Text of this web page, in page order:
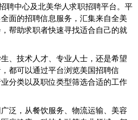
聘中心及北美华人求职招聘平台。平
面的招聘信息服务，汇集来自全美
帮助求职者快速寻找适合自己的就
、技术人才、专业人士，还是希望
都可以通过平台浏览美国招聘信
分类以及职位类型筛选合适的工作
泛，从餐饮服务、物流运输、美容